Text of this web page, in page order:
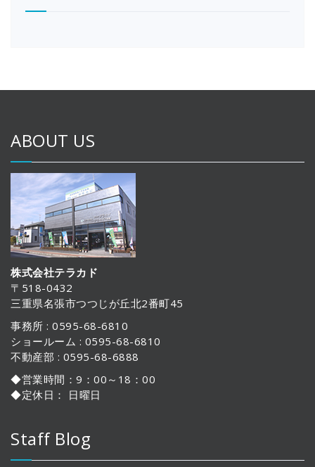
ABOUT US
株式会社テラカド
〒518-0432
三重県名張市つつじが丘北2番町45
事務所 : 0595-68-6810
ショールーム : 0595-68-6810
不動産部 : 0595-68-6888
◆営業時間：9：00～18：00
◆定休日： 日曜日
Staff Blog